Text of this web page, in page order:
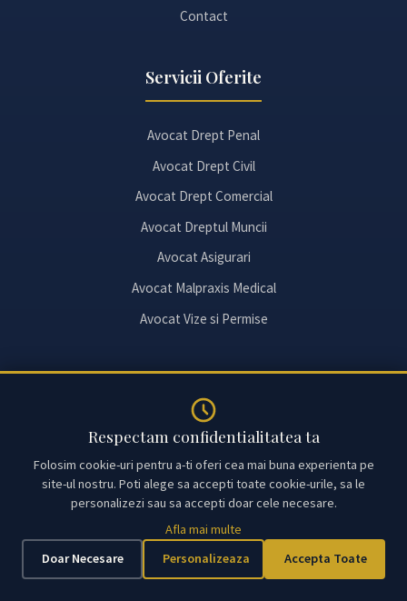
Respectam confidentialitatea ta
Folosim cookie-uri pentru a-ti oferi cea mai buna experienta pe
site-ul nostru. Poti alege sa accepti toate cookie-urile, sa le
personalizezi sau sa accepti doar cele necesare.
Afla mai multe
Doar Necesare
Personalizeaza Accepta Toate
Contact
Servicii Oferite
Avocat Drept Penal
Avocat Drept Civil
Avocat Drept Comercial
Avocat Dreptul Muncii
Avocat Asigurari
Avocat Malpraxis Medical
Avocat Vize si Permise
Link-uri Utile
Intrebari Frecvente (FAQ)
Termeni si Conditii
Politica de Confidentialitate
Politica Cookies
GDPR